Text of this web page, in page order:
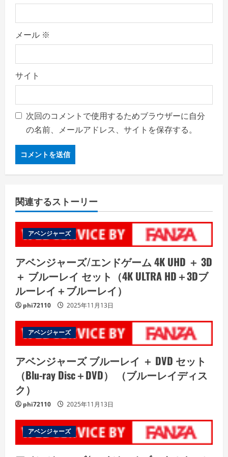
メール ※
サイト
次回のコメントで使用するためブラウザーに自分
の名前、メールアドレス、サイトを保存する。
関連するストーリー
アベンジャーズ
アベンジャーズ/エンドゲーム 4K UHD ＋ 3D
＋ ブルーレイ セット（4K ULTRA HD＋3Dブ
ルーレイ＋ブルーレイ）
phi72110 2025年11月13日
アベンジャーズ
アベンジャーズ ブルーレイ ＋ DVD セット
（Blu-ray Disc＋DVD） （ブルーレイディス
ク）
phi72110 2025年11月13日
アベンジャーズ